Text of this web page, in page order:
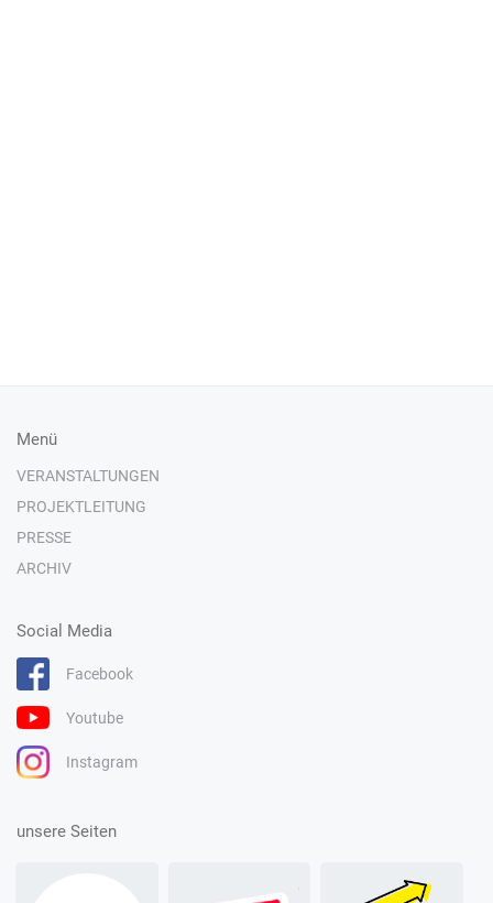
Menü
VERANSTALTUNGEN
PROJEKTLEITUNG
PRESSE
ARCHIV
Social Media
Facebook
Youtube
Instagram
unsere Seiten